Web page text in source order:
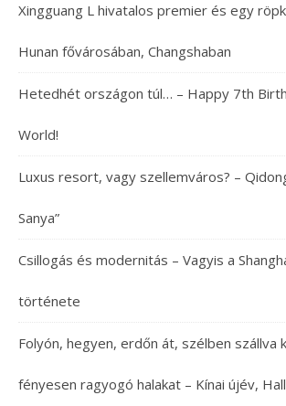
Xingguang L hivatalos premier és egy
Hunan fővárosában, Changshaban
Hetedhét országon túl… – Happy 7th
World!
Luxus resort, vagy szellemváros? –
Sanya”
Csillogás és modernitás – Vagyis a
története
Folyón, hegyen, erdőn át, szélben szállva
fényesen ragyogó halakat – Kínai újév,